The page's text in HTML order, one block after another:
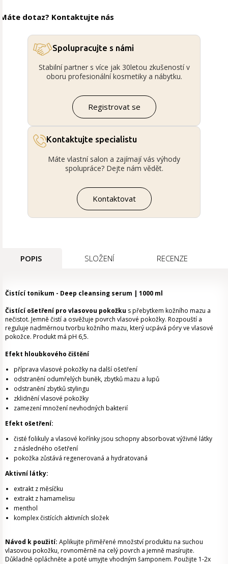
Máte dotaz? Kontaktujte nás
Spolupracujte s námi
Stabilní partner s více jak 30letou zkušeností v
oboru profesionální kosmetiky a nábytku.
Registrovat se
Kontaktujte specialistu
Máte vlastní salon a zajímají vás výhody
spolupráce? Dejte nám vědět.
Kontaktovat
POPIS SLOŽENÍ RECENZE
Čistící tonikum - Deep cleansing serum | 1000 ml
Čistící ošetření pro vlasovou pokožku s přebytkem kožního mazu a
nečistot. Jemně čistí a osvěžuje povrch vlasové pokožky. Rozpouští a
reguluje nadměrnou tvorbu kožního mazu, který ucpává póry ve vlasové
pokožce. Produkt má pH 6,5.
Efekt hloubkového čištění
příprava vlasové pokožky na další ošetření
odstranění odumřelých buněk, zbytků mazu a lupů
odstranění zbytků stylingu
zklidnění vlasové pokožky
zamezení množení nevhodných bakterií
Efekt ošetření:
čisté folikuly a vlasové kořínky jsou schopny absorbovat výživné látky
z následného ošetření
pokožka zůstává regenerovaná a hydratovaná
Aktivní látky:
extrakt z měsíčku
extrakt z hamamelisu
menthol
komplex čistících aktivních složek
Návod k použití: Aplikujte přiměřené množství produktu na suchou
vlasovou pokožku, rovnoměrně na celý povrch a jemně masírujte.
Důkladně opláchněte a poté umyjte vhodným šamponem. Použijte 1-2x